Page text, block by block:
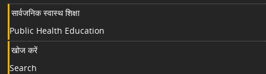
सार्वजनिक स्वास्थ शिक्षा
Public Health Education
खोज करें
Search